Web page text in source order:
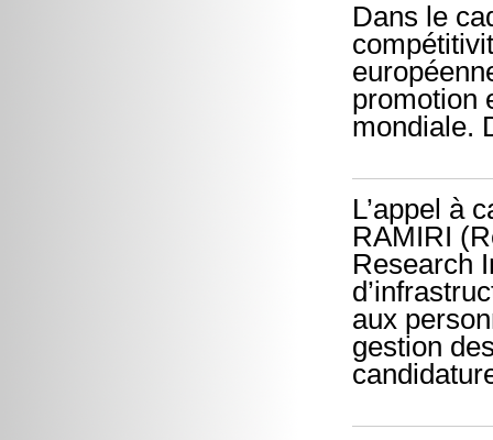
Dans le
promotion
mondiale.
L’appel à
RAMIRI
Research
aux
gestion